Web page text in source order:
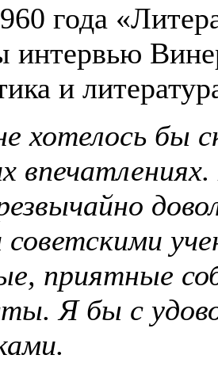
года
интервью
и
хотелось бы
приятные
Я бы с